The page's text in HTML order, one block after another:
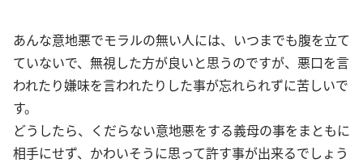
あんな意地悪でモラルの無い人には、いつまでも腹を立て
ていないで、無視した方が良いと思うのですが、悪口を言
われたり嫌味を言われたりした事が忘れられずに苦しいで
す。
どうしたら、くだらない意地悪をする義母の事をまともに
相手にせず、かわいそうに思って許す事が出来るでしょう